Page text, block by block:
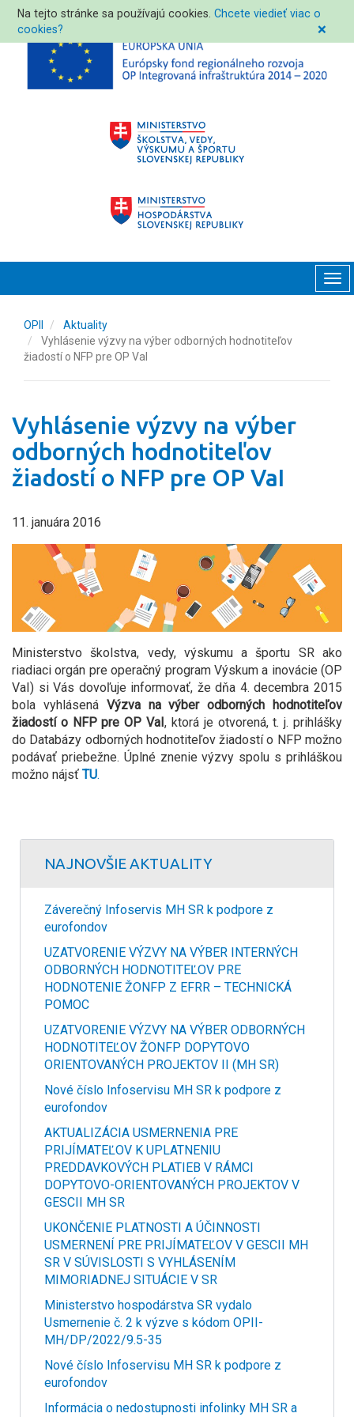
Na tejto stránke sa používajú cookies.Chcete viedieť viac o
cookies?
❌
OPII
Aktuality
Vyhlásenie výzvy na výber odborných hodnotiteľov
žiadostí o NFP pre OP VaI
Vyhlásenie výzvy na výber
odborných hodnotiteľov
žiadostí o NFP pre OP VaI
11. januára 2016
Ministerstvo školstva, vedy, výskumu a športu SR ako
riadiaci orgán pre operačný program Výskum a inovácie (OP
VaI) si Vás dovoľuje informovať, že dňa 4. decembra 2015
bola vyhlásená Výzva na výber odborných hodnotiteľov
žiadostí o NFP pre OP VaI, ktorá je otvorená, t. j. prihlášky
do Databázy odborných hodnotiteľov žiadostí o NFP možno
podávať priebežne. Úplné znenie výzvy spolu s prihláškou
možno nájsť TU.
NAJNOVŠIE AKTUALITY
Záverečný Infoservis MH SR k podpore z
eurofondov
UZATVORENIE VÝZVY NA VÝBER INTERNÝCH
ODBORNÝCH HODNOTITEĽOV PRE
HODNOTENIE ŽONFP Z EFRR – TECHNICKÁ
POMOC
UZATVORENIE VÝZVY NA VÝBER ODBORNÝCH
HODNOTITEĽOV ŽONFP DOPYTOVO
ORIENTOVANÝCH PROJEKTOV II (MH SR)
Nové číslo Infoservisu MH SR k podpore z
eurofondov
AKTUALIZÁCIA USMERNENIA PRE
PRIJÍMATEĽOV K UPLATNENIU
PREDDAVKOVÝCH PLATIEB V RÁMCI
DOPYTOVO-ORIENTOVANÝCH PROJEKTOV V
GESCII MH SR
UKONČENIE PLATNOSTI A ÚČINNOSTI
USMERNENÍ PRE PRIJÍMATEĽOV V GESCII MH
SR V SÚVISLOSTI S VYHLÁSENÍM
MIMORIADNEJ SITUÁCIE V SR
Ministerstvo hospodárstva SR vydalo
Usmernenie č. 2 k výzve s kódom OPII-
MH/DP/2022/9.5-35
Nové číslo Infoservisu MH SR k podpore z
eurofondov
Informácia o nedostupnosti infolinky MH SR a